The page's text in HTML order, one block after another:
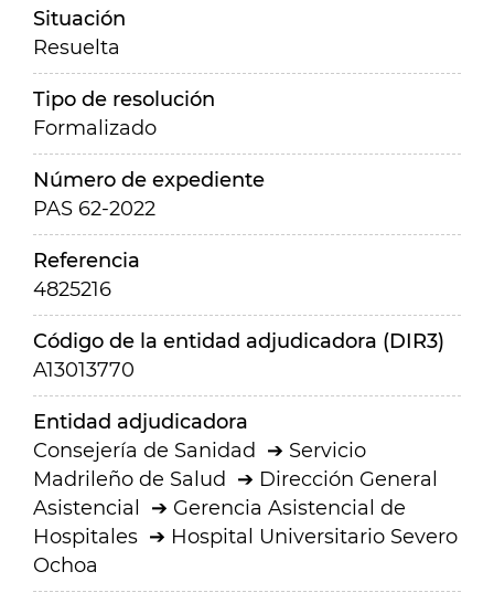
Situación
Resuelta
Tipo de resolución
Formalizado
Número de expediente
PAS 62-2022
Referencia
4825216
Código de la entidad adjudicadora (DIR3)
A13013770
Entidad adjudicadora
Consejería de Sanidad
Servicio
Madrileño de Salud
Dirección General
Asistencial
Gerencia Asistencial de
Hospitales
Hospital Universitario Severo
Ochoa